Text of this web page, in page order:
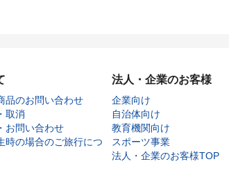
品のお問い合わせ
取消
お問い合わせ
時の場合のご旅行につ
法人・企業のお客様
企業向け
自治体向け
教育機関向け
スポーツ事業
法人・企業のお客様TOP